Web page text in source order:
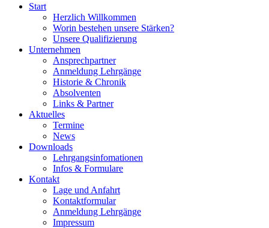
Start
Herzlich Willkommen
Worin bestehen unsere Stärken?
Unsere Qualifizierung
Unternehmen
Ansprechpartner
Anmeldung Lehrgänge
Historie & Chronik
Absolventen
Links & Partner
Aktuelles
Termine
News
Downloads
Lehrgangsinfomationen
Infos & Formulare
Kontakt
Lage und Anfahrt
Kontaktformular
Anmeldung Lehrgänge
Impressum